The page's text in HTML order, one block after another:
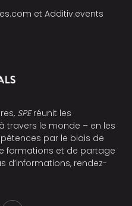
et Additiv.events
SPEréunit les
travers le monde – en les
par le biais de
formations et de partage
d’informations, rendez-